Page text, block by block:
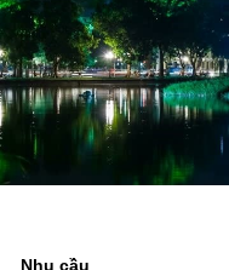
Nhu cầu